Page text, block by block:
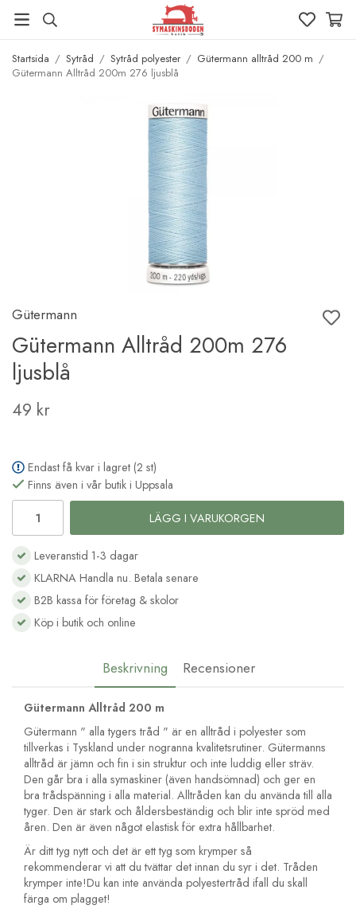
Startsida / Sytråd / Sytråd polyester / Gütermann alltråd 200 m /
Gütermann Alltråd 200m 276 ljusblå
Gütermann
Gütermann Alltråd 200m 276
ljusblå
49 kr
Endast få kvar i lagret (2 st)
Finns även i vår butik i Uppsala
LÄGG I VARUKORGEN
Leveranstid 1-3 dagar
KLARNA Handla nu. Betala senare
B2B kassa för företag & skolor
Köp i butik och online
Beskrivning Recensioner
Gütermann Alltråd 200 m
Gütermann " alla tygers tråd " är en alltråd i polyester som
tillverkas i Tyskland under nogranna kvalitetsrutiner. Gütermanns
alltråd är jämn och fin i sin struktur och inte luddig eller sträv.
Den går bra i alla symaskiner (även handsömnad) och ger en
bra trådspänning i alla material. Alltråden kan du använda till alla
tyger. Den är stark och åldersbeständig och blir inte spröd med
åren. Den är även något elastisk för extra hållbarhet.
Är ditt tyg nytt och det är ett tyg som krymper så
rekommenderar vi att du tvättar det innan du syr i det. Tråden
krymper inte!Du kan inte använda polyestertråd ifall du skall
färga om plagget!